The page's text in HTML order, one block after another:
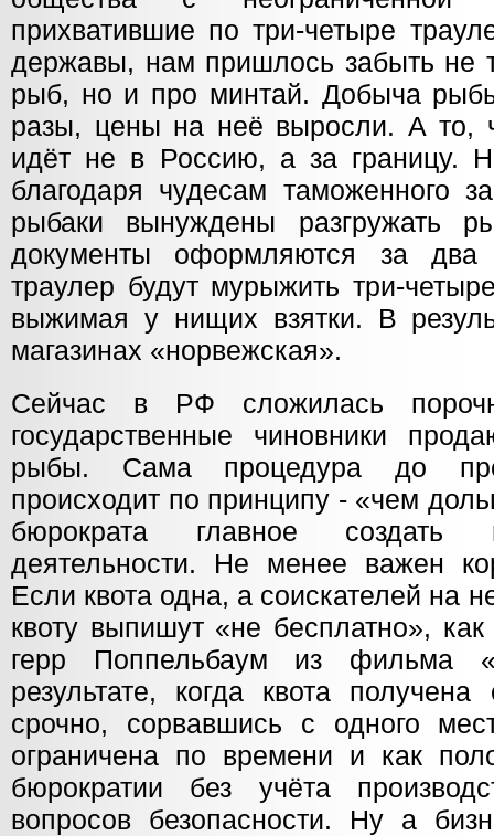
прихватившие по три-четыре
державы, нам пришлось забыть не
рыб, но и про минтай. Добыча
разы, цены на неё выросли. А то,
идёт не в Россию, а за границу.
благодаря чудесам таможенного
рыбаки вынуждены разгружать
документы оформляются за
траулер будут мурыжить три-
выжимая у нищих взятки. В
магазинах «норвежская».
Сейчас в РФ сложилась
государственные чиновники
рыбы. Сама процедура до
происходит по принципу - «чем
бюрократа главное создать
деятельности. Не менее важен
Если квота одна, а соискателей на
квоту выпишут «не бесплатно»,
герр Поппельбаум из фильма
результате, когда квота
срочно, сорвавшись с одного
ограничена по времени и как
бюрократии без учёта
вопросов безопасности. Ну а